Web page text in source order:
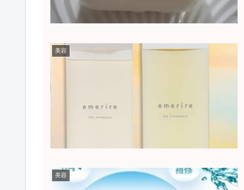
美容
美容